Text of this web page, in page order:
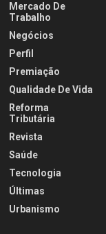
Mercado De
Trabalho
Negócios
Perfil
Premiação
Qualidade De Vida
Reforma
Tributária
Revista
Saúde
Tecnologia
Últimas
Urbanismo